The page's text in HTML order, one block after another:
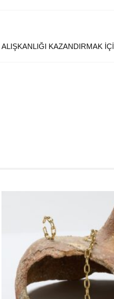
ALIŞKANLIĞI KAZANDIRMAK